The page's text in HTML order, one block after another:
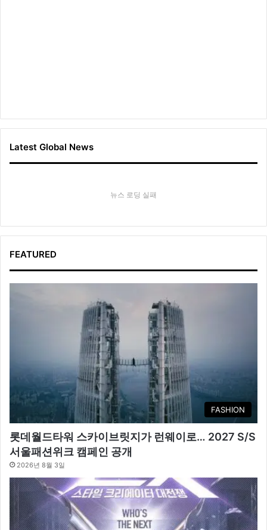
Latest Global News
뉴스 로딩 실패
FEATURED
FASHION
롯데월드타워 스카이브릿지가 런웨이로… 2027 S/S
서울패션위크 캠페인 공개
2026년 8월 3일